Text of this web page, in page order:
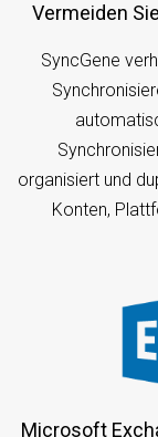
Vermeiden
SyncGene
organisiert und
Konten,
Microsoft